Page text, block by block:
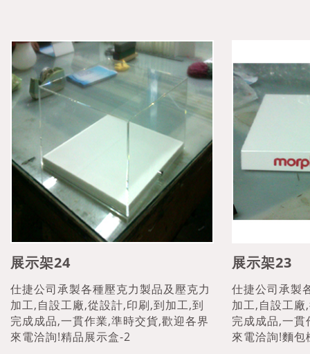
展示架24
仕捷公司承製各種壓克力製品及壓克力
加工,自設工廠,從設計,印刷,到加工,到
完成成品,一貫作業,準時交貨,歡迎各界
來電洽詢!精品展示盒-2
展示架23
仕捷公司承製
加工,自設工
完成成品,一
來電洽詢!麵包